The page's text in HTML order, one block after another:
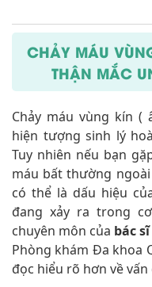
CHẢY MÁU
THẬN MẮC
Chảy máu vùng kín
hiện tượng sinh lý
Tuy nhiên nếu bạn
máu bất thường
có thể là dấu hiệu
đang xảy ra trong
chuyên môn của bác
Phòng khám Đa khoa
đọc hiểu rõ hơn về vấn